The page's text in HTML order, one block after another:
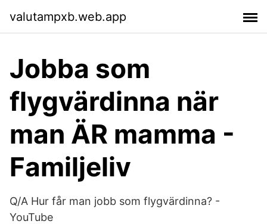
valutampxb.web.app
Jobba som
flygvärdinna när
man ÄR mamma -
Familjeliv
Q/A Hur får man jobb som flygvärdinna? -
YouTube